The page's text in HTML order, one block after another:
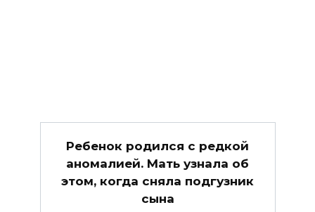
Ребенок родился с редкой
аномалией. Мать узнала об
этом, когда сняла подгузник
сына